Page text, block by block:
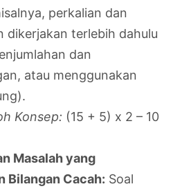
perkalian dan
dikerjakan terlebih dahulu
dan
atau menggunakan
Konsep: (15 + 5) x 2 – 10
Masalah yang
Bilangan Cacah: Soal